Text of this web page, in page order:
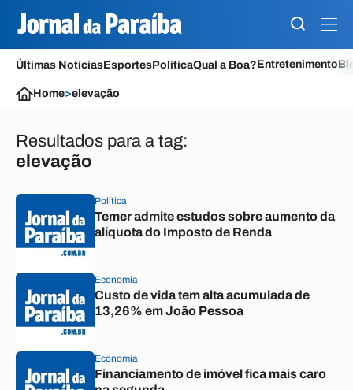
Últimas NotíciasEsportesPolíticaQual a Boa?Entretenimento
Home>elevação
Resultados para a tag:
elevação
Política
Temer admite estudos sobre aumento da
alíquota do Imposto de Renda
Economia
Custo de vida tem alta acumulada de
13,26% em João Pessoa
Economia
Financiamento de imóvel fica mais caro